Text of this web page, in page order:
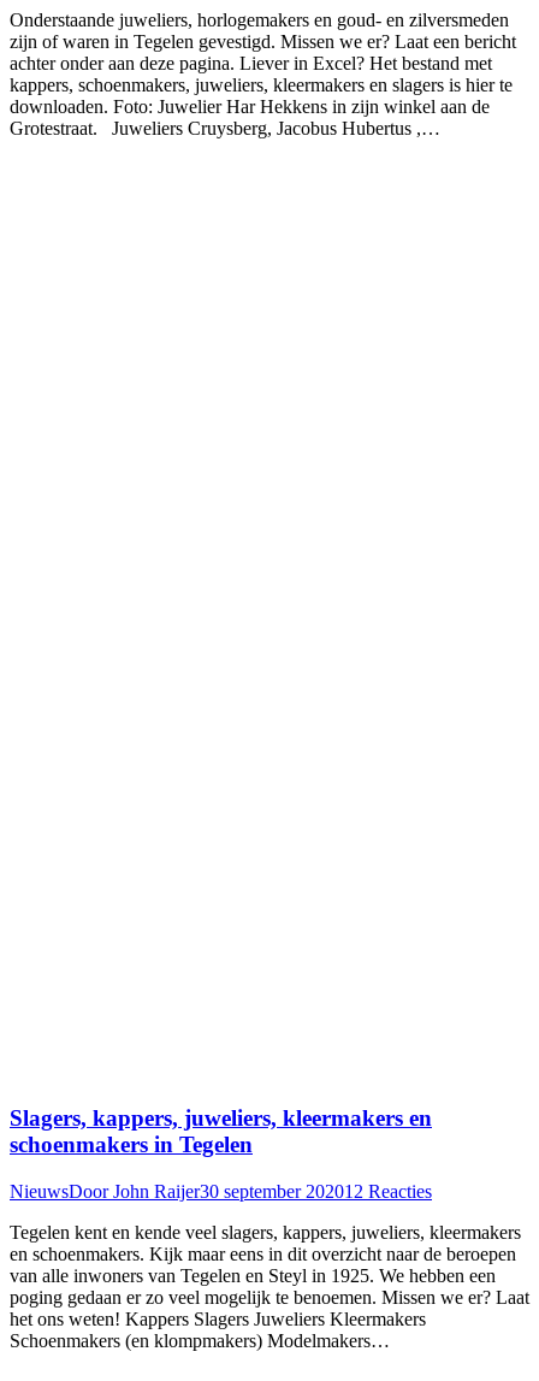
Onderstaande juweliers, horlogemakers en goud- en zilversmeden
zijn of waren in Tegelen gevestigd. Missen we er? Laat een bericht
achter onder aan deze pagina. Liever in Excel? Het bestand met
kappers, schoenmakers, juweliers, kleermakers en slagers is hier te
downloaden. Foto: Juwelier Har Hekkens in zijn winkel aan de
Grotestraat. Juweliers Cruysberg, Jacobus Hubertus ,…
Slagers, kappers, juweliers, kleermakers en
schoenmakers in Tegelen
NieuwsDoorJohn Raijer30 september 202012 Reacties
Tegelen kent en kende veel slagers, kappers, juweliers, kleermakers
en schoenmakers. Kijk maar eens in dit overzicht naar de beroepen
van alle inwoners van Tegelen en Steyl in 1925. We hebben een
poging gedaan er zo veel mogelijk te benoemen. Missen we er? Laat
het ons weten! Kappers Slagers Juweliers Kleermakers
Schoenmakers (en klompmakers) Modelmakers…